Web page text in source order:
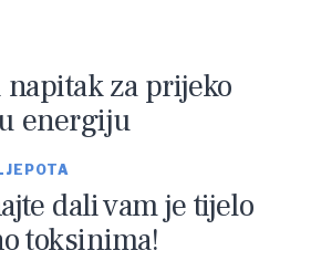
za prijeko
energiju
dali vam je tijelo
toksinima!